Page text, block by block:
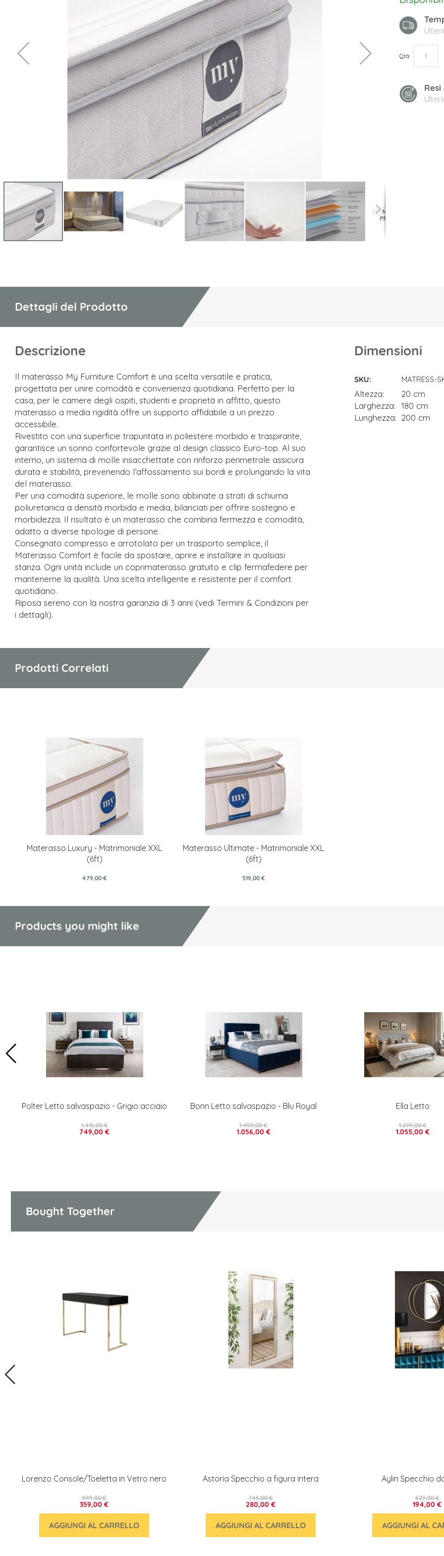
Qtà
galleria
immagini
Dettagli del Prodotto
Descrizione
Il materasso My Furniture Comfort è una scelta versatile e pratica,
progettata per unire comodità e convenienza quotidiana. Perfetto per la
casa, per le camere degli ospiti, studenti e proprietà in affitto, questo
materasso a media rigidità offre un supporto affidabile a un prezzo
accessibile.
Rivestito con una superficie trapuntata in poliestere morbido e traspirante,
garantisce un sonno confortevole grazie al design classico Euro-top. Al suo
interno, un sistema di molle insacchettate con rinforzo perimetrale assicura
durata e stabilità, prevenendo l’affossamento sui bordi e prolungando la vita
del materasso.
Per una comodità superiore, le molle sono abbinate a strati di schiuma
poliuretanica a densità morbida e media, bilanciati per offrire sostegno e
morbidezza. Il risultato è un materasso che combina fermezza e comodità,
adatto a diverse tipologie di persone.
Consegnato compresso e arrotolato per un trasporto semplice, il
Materasso Comfort è facile da spostare, aprire e installare in qualsiasi
stanza. Ogni unità include un coprimaterasso gratuito e clip fermafedere per
mantenerne la qualità. Una scelta intelligente e resistente per il comfort
quotidiano.
Riposa sereno con la nostra garanzia di 3 anni (vedi Termini & Condizioni per
i dettagli).
Dimensioni
Dimensioni
SKU MATRESS-
Altezza
20 cm
Larghezza
180 cm
Lunghezza
200 cm
Prodotti Correlati
Materasso Luxury - Matrimoniale XXL
(6ft)
479,00 €
Materasso Ultimate - Matrimoniale XXL
(6ft)
519,00 €
Products you might like
Polter Letto salvaspazio - Grigio acciaio
749,00 €
1.415,00 €
Bonn Letto salvaspazio - Blu Royal
1.056,00 €
1.499,00 €
Ella Letto
1.055,00 €
1.299,00 €
Bought Together
Lorenzo Console/Toeletta in Vetro nero
359,00 €
599,00 €
AGGIUNGI AL CARRELLO
Astoria Specchio a figura intera
280,00 €
745,00 €
AGGIUNGI AL CARRELLO
Aylin Specchio
194,00 €
629,00 €
AGGIUNGI AL